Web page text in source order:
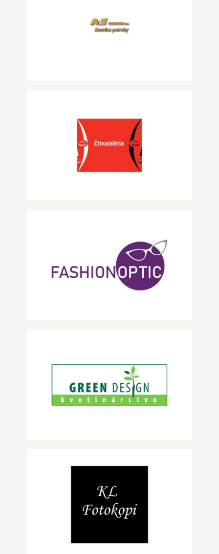
AZ domáce potreby
Etnogaléria
FASHIONOPTIC
Green Design
KL Fotokopi